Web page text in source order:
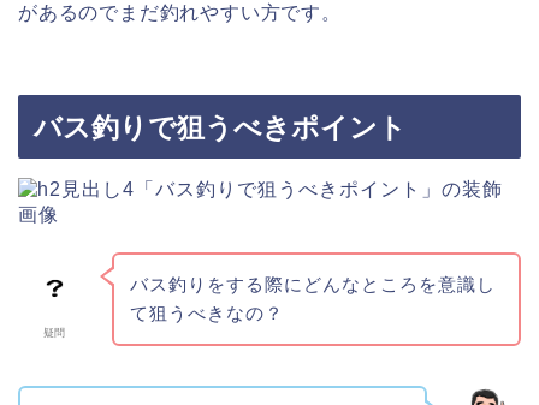
があるのでまだ釣れやすい方です。
バス釣りで狙うべきポイント
疑問
バス釣りをする際にどんなところを意識し
て狙うべきなの？